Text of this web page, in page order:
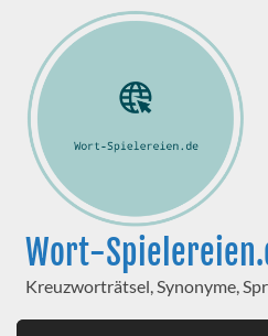
Wort-
Kreuzworträtsel, Synonyme,